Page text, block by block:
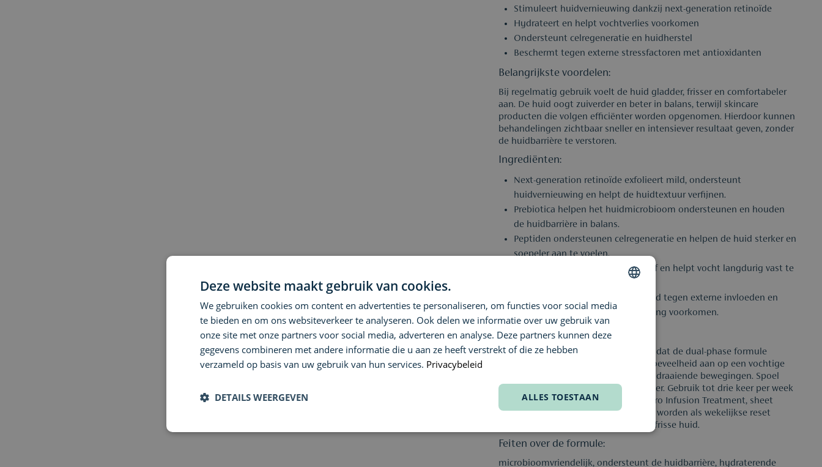
Stimuleert huidvernieuwing dankzij next-generation retinoïde
Hydrateert en helpt vochtverlies voorkomen
Ondersteunt celregeneratie en huidherstel
Beschermt tegen externe stressfactoren met antioxidanten
Belangrijkste voordelen:
Bij regelmatig gebruik voelt de huid gladder, frisser en comfortabeler
aan. De huid oogt zuiverder en beter in balans, terwijl skincare
producten die volgen efficiënter worden opgenomen. Hierdoor kunnen
behandelingen zichtbaar sneller en intensiever resultaat geven, zonder
de huidbarrière te verstoren.
Ingrediënten:
Next-generation retinoïde exfolieert mild, ondersteunt
huidvernieuwing en helpt de huidtextuur verfijnen.
Prebiotica helpen het huidmicrobioom ondersteunen en houden
de huidbarrière in balans.
Peptiden ondersteunen celregeneratie en helpen de huid sterker en
soepeler aan te voelen.
Hyaluronzuur hydrateert intensief en helpt vocht langdurig vast te
Antioxidanten beschermen de huid tegen externe invloeden en
helpen vroegtijdige huidveroudering voorkomen.
Gebruik:
Schud de flacon goed voor gebruik zodat de dual-phase formule
volledig activeert. Breng een kleine hoeveelheid aan op een vochtige
huid en masseer zachtjes in met ronddraaiende bewegingen. Spoel
daarna grondig af met lauwwarm water. Gebruik tot drie keer per week
als voorbereidende stap vóór een Micro Infusion Treatment, sheet
mask of LED-sessie. Kan ook gebruikt worden als wekelijkse reset
cleanser voor een diep gereinigde en frisse huid.
Feiten over de formule:
microbioomvriendelijk, ondersteunt de huidbarrière, hydraterende
DUTCH
ENGLISH
Deze website maakt gebruik van cookies.
We gebruiken cookies om content en advertenties te personaliseren, om functies voor social media
te bieden en om ons websiteverkeer te analyseren. Ook delen we informatie over uw gebruik van
onze site met onze partners voor social media, adverteren en analyse. Deze partners kunnen deze
gegevens combineren met andere informatie die u aan ze heeft verstrekt of die ze hebben
verzameld op basis van uw gebruik van hun services. Privacybeleid
ALLES TOESTAAN
DETAILS WEERGEVEN